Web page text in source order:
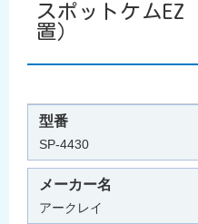
スポットケムEZ
置）
型番
SP-4430
メーカー名
アークレイ